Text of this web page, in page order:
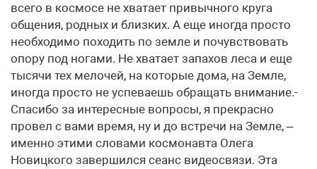
всего в космосе не хватает привычного круга
общения, родных и близких. А еще иногда просто
необходимо походить по земле и почувствовать
опору под ногами. Не хватает запахов леса и еще
тысячи тех мелочей, на которые дома, на Земле,
иногда просто не успеваешь обращать внимание.-
Спасибо за интересные вопросы, я прекрасно
провел с вами время, ну и до встречи на Земле, –
именно этими словами космонавта Олега
Новицкого завершился сеанс видеосвязи. Эта